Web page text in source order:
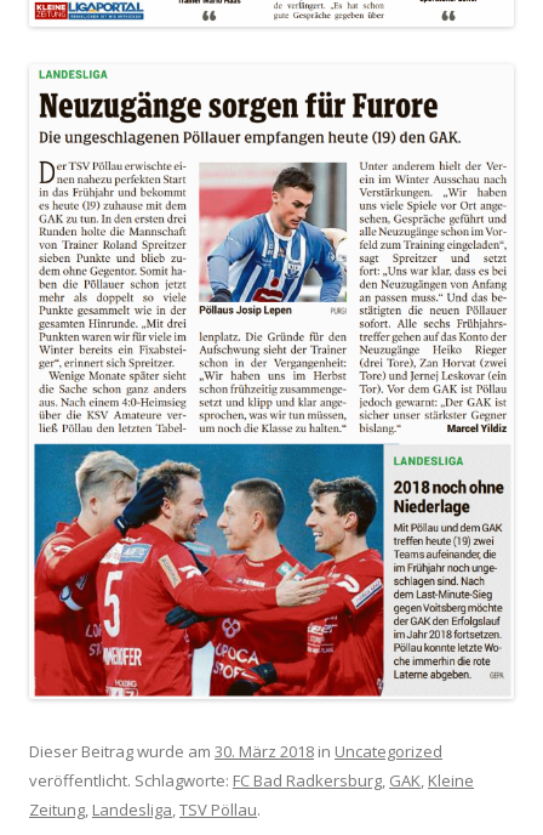
Dieser Beitrag wurde am 30. März 2018 in Uncategorized
veröffentlicht. Schlagworte: FC Bad Radkersburg, GAK, Kleine
Zeitung, Landesliga,TSV Pöllau.